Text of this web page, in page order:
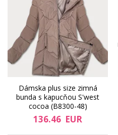
Dámska plus size zimná
bunda s kapucňou S'west
cocoa (B8300-48)
136.46 EUR